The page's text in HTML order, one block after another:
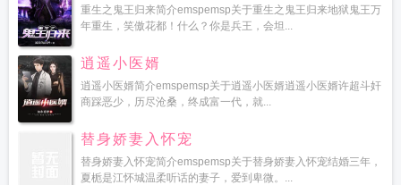
重生之鬼王归来简介emspemsp关于重生之鬼王归来地狱鬼王万
年重生，笑傲花都！什么？你是兵王，会坦...
逍遥小医婿
逍遥小医婿简介emspemsp关于逍遥小医婿逍遥小医婿许超斗奸
商踩恶少，历尽沧桑，终成富一代，就...
替身娇妻入怀宠
替身娇妻入怀宠简介emspemsp关于替身娇妻入怀宠结婚三年，
夏栀是江怀城温柔听话的妻子，爱到卑微。...